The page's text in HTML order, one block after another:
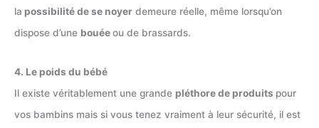
la possibilité de se noyer demeure réelle, même lorsqu’on
dispose d’une bouéeou de brassards.
4. Le poids du bébé
Il existe véritablement une grande pléthore de produits pour
vos bambins mais si vous tenez vraiment à leur sécurité, il est